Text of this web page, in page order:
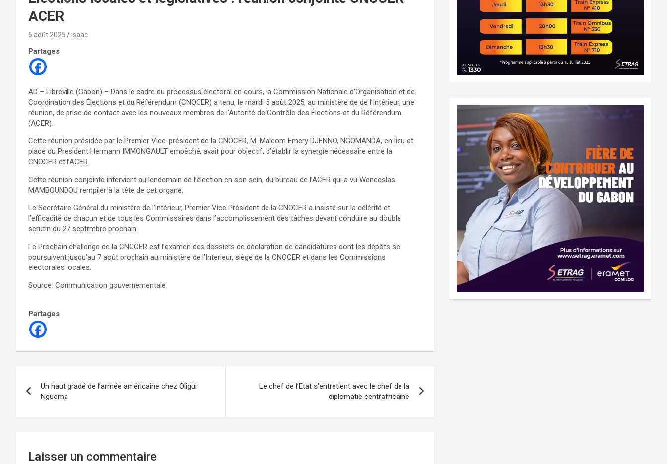
ACER
6 août 2025 isaac
Partages
AD – Libreville (Gabon) – Dans le cadre du processus électoral en cours, la Commission Nationale d’Organisation et de
Coordination des Élections et du Référendum (CNOCER) a tenu, le mardi 5 août 2025, au ministère de de l’Intérieur, une
réunion, de prise de contact avec les nouveaux membres de l’Autorité de Contrôle des Élections et du Référendum
(ACER).
Cette réunion présidée par le Premier Vice-président de la CNOCER, M. Malcom Emery DJENNO, NGOMANDA, en lieu et
place du President Hermann IMMONGAULT empêché, avait pour objectif, d’établir la synergie nécessaire entre la
CNOCER et l’ACER.
Cette réunion conjointe intervient au lendemain de l’élection en son sein, du bureau de l’ACER qui a vu Wenceslas
MAMBOUNDOU rempiler à la tête de cet organe.
Le Secrétaire Général du ministère de l’intérieur, Premier Vice Président de la CNOCER a insisté sur la célérité et
l’efficacité de chacun et de tous les Commissaires dans l’accomplissement des tâches devant conduire au double
scrutin du 27 septrmbre prochain.
Le Prochain challenge de la CNOCER est l’examen des dossiers de déclaration de candidatures dont les dépôts se
poursuivent jusqu’au 7 août prochain au ministère de l’Interieur, siège de la CNOCER et dans les Commissions
électorales locales.
Source: Communication gouvernementale
Partages
de
l’article
Un haut gradé de l’armée américaine chez Oligui
Nguema
Le chef de l’Etat s’entretient avec le chef de la
diplomatie centrafricaine
Laisser un commentaire